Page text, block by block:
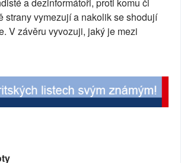
strany vymezují a nakolik se shodují
V závěru vyvozuji, jaký je mezi